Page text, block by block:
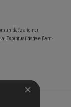
a tomar
Espiritualidade e Bem-